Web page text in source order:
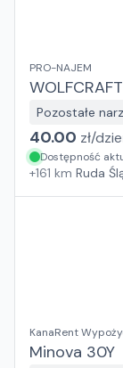
PRO-NAJEM
Pozostałe
40.00 zł/
Dostępność
+161 km Ruda
KanaRent
Minova 30Y